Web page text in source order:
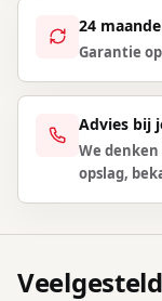
24
Garantie
Advies bij
We
opslag,